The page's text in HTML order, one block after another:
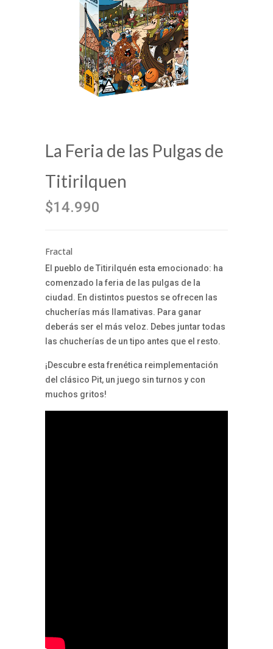
La Feria de las Pulgas de
Titirilquen
$14.990
Fractal
El pueblo de Titirilquén esta emocionado: ha
comenzado la feria de las pulgas de la
ciudad. En distintos puestos se ofrecen las
chucherías más llamativas. Para ganar
deberás ser el más veloz. Debes juntar todas
las chucherías de un tipo antes que el resto.
¡Descubre esta frenética reimplementación
del clásico Pit, un juego sin turnos y con
muchos gritos!